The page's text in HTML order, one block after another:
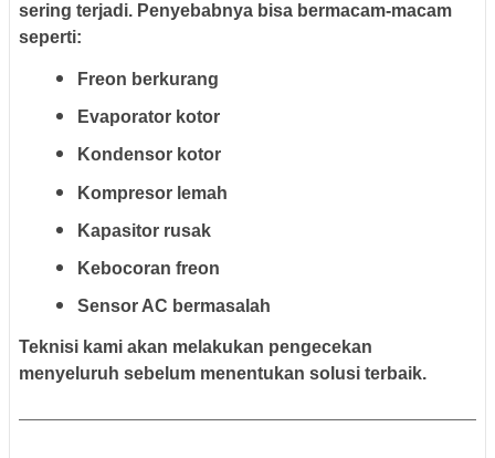
sering terjadi. Penyebabnya bisa bermacam-macam
seperti:
Freon berkurang
Evaporator kotor
Kondensor kotor
Kompresor lemah
Kapasitor rusak
Kebocoran freon
Sensor AC bermasalah
Teknisi kami akan melakukan pengecekan
menyeluruh sebelum menentukan solusi terbaik.